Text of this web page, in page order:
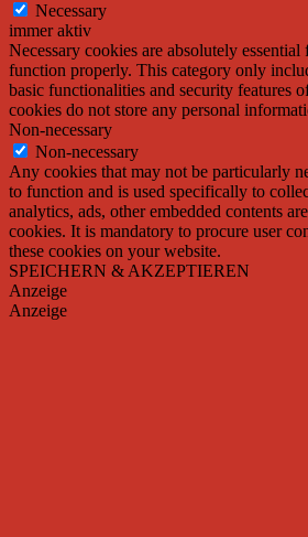
Necessary
immer aktiv
Necessary cookies are absolutely
function properly. This category only
basic functionalities and security features
cookies do not store any personal
Non-necessary
Non-necessary
Any cookies that may not be particularly
to function and is used specifically to
analytics, ads, other embedded contents
cookies. It is mandatory to procure user
these cookies on your website.
SPEICHERN & AKZEPTIEREN
Anzeige
Anzeige